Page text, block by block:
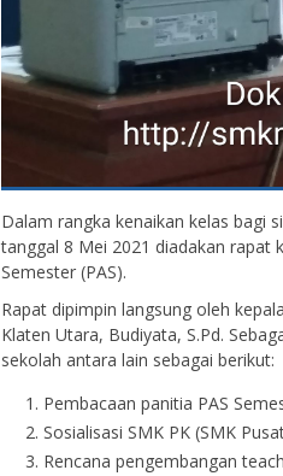
Dalam rangka kenaikan kelas bagi
tanggal 8 Mei 2021 diadakan rapat
Semester (PAS).
Rapat dipimpin langsung oleh
Klaten Utara, Budiyata, S.Pd.
sekolah antara lain sebagai berikut:
Pembacaan panitia PAS
Sosialisasi SMK PK (SMK
Rencana pengembangan